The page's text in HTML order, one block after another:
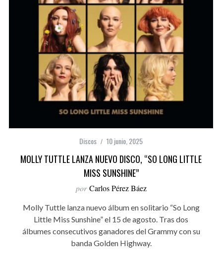
Discos 10 junio, 2025
MOLLY TUTTLE LANZA NUEVO DISCO, “SO LONG LITTLE
MISS SUNSHINE”
por Carlos Pérez Báez
Molly Tuttle lanza nuevo álbum en solitario “So Long
Little Miss Sunshine” el 15 de agosto. Tras dos
álbumes consecutivos ganadores del Grammy con su
banda Golden Highway.